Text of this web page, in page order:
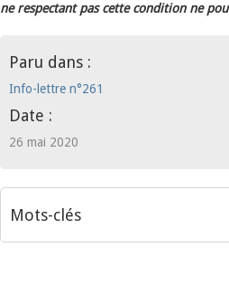
ne respectant pas cette condition ne
Paru dans :
Info-lettre n°261
Date :
26 mai 2020
Mots-clés